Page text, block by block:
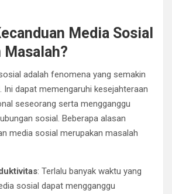
Media Sosial
Masalah?
adalah fenomena yang semakin
Ini dapat memengaruhi kesejahteraan
seseorang serta mengganggu
sosial. Beberapa alasan
media sosial merupakan masalah
: Terlalu banyak waktu yang
sosial dapat mengganggu